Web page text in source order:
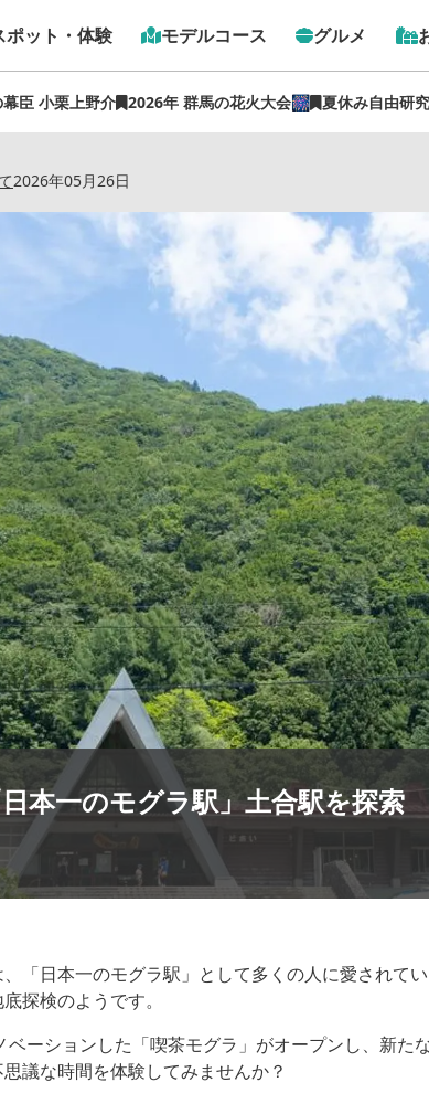
ポット・体験 モデルコース グルメ
臣 小栗上野介 2026年 群馬の花火大会🎆 夏休み自由研
2026年05月26日
本一のモグラ駅」土合駅を探
「日本一のモグラ駅」として多くの人に愛されて
探検のようです。
ーションした「喫茶モグラ」がオープンし、新た
議な時間を体験してみませんか？